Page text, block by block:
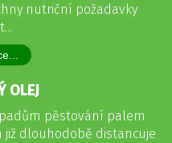
nutriční požadavky
OLEJ
pěstování palem
dlouhodobě distancuje